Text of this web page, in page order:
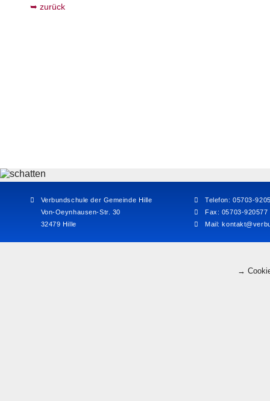
zurück
Verbundschule der Gemeinde Hille
Von-Oeynhausen-Str. 30
32479 Hille
Telefon: 05703-
Fax: 05703-920577
Mail:
→